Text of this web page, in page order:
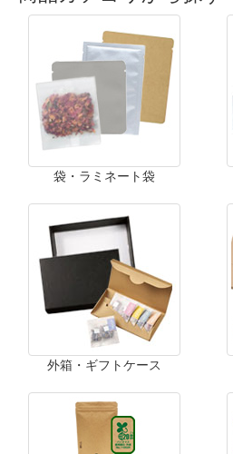
袋・ラミネート袋
外箱・ギフトケース